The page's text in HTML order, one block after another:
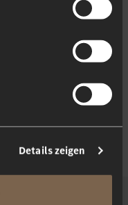
Details zeigen